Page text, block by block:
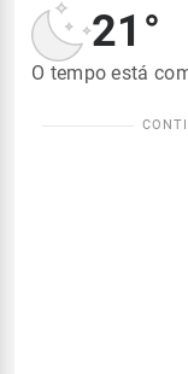
21°
O tempo está